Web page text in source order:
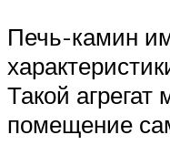
Печь-камин
Такой агрегат
помещение